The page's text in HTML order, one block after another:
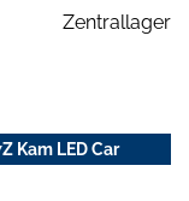
Zentrallager
Kam LED Car